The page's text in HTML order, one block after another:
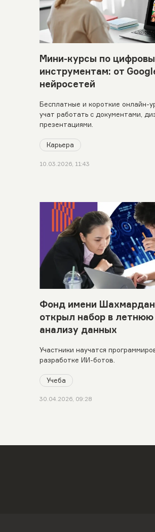
Мини-курсы по
инструментам: от
нейросетей
Бесплатные и короткие онлайн-
учат работать с документами,
презентациями.
Карьера
10.03.2026, 11:43
Фонд имени
открыл набор в
анализу данных
Участники научатся
разработке ИИ-ботов.
Учеба
30.04.2026, 09:28